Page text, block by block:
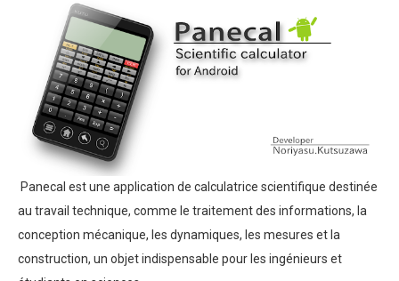
Panecal est une application de calculatrice scientifique destinée
au travail technique, comme le traitement des informations, la
conception mécanique, les dynamiques, les mesures et la
construction, un objet indispensable pour les ingénieurs et